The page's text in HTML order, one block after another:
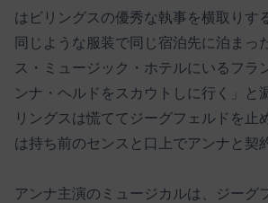
はビリングスの優秀な執事を横取りす
同じような服装で同じ宿泊先に泊まっ
ス・ミュージック・ホテルにいるフラ
ンナ・ヘルドをスカウトしに行く」と
リングスは慌ててジーグフェルドを止
は持ち前のセンスと口上でアンナと契
アンナ主演のミュージカルは、ジーグ